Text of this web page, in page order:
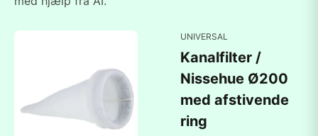
UNIVERSAL
Kanalfilter /
Nissehue Ø200
med afstivende
ring